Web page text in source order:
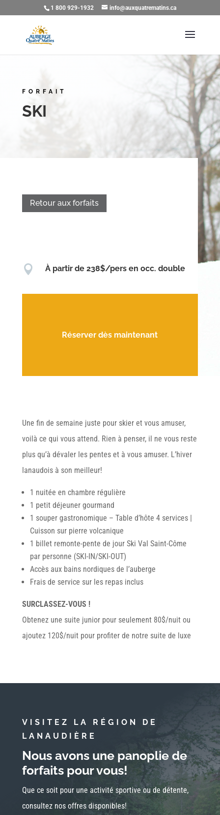
1 800 929-1932 info@auxquatrematins.ca
FORFAIT
SKI
Retour aux forfaits
 À partir de 238$/pers en occ. double
Réserver dès maintenant
Une fin de semaine juste pour skier et vous amuser,
voilà ce qui vous attend. Rien à penser, il ne vous reste
plus qu’à dévaler les pentes et à vous amuser. L’hiver
lanaudois à son meilleur!
1 nuitée en chambre régulière
1 petit déjeuner gourmand
1 souper gastronomique – Table d’hôte 4 services |
Cuisson sur pierre volcanique
1 billet remonte-pente de jour Ski Val Saint-Côme
par personne (SKI-IN/SKI-OUT)
Accès aux bains nordiques de l’auberge
Frais de service sur les repas inclus
SURCLASSEZ-VOUS !
Obtenez une suite junior pour seulement 80$/nuit ou
ajoutez 120$/nuit pour profiter de notre suite de luxe
VISITEZ LA RÉGION DE
LANAUDIÈRE
Nous avons une panoplie de
forfaits pour vous!
Que ce soit pour une activité sportive ou de détente,
consultez nos offres disponibles!